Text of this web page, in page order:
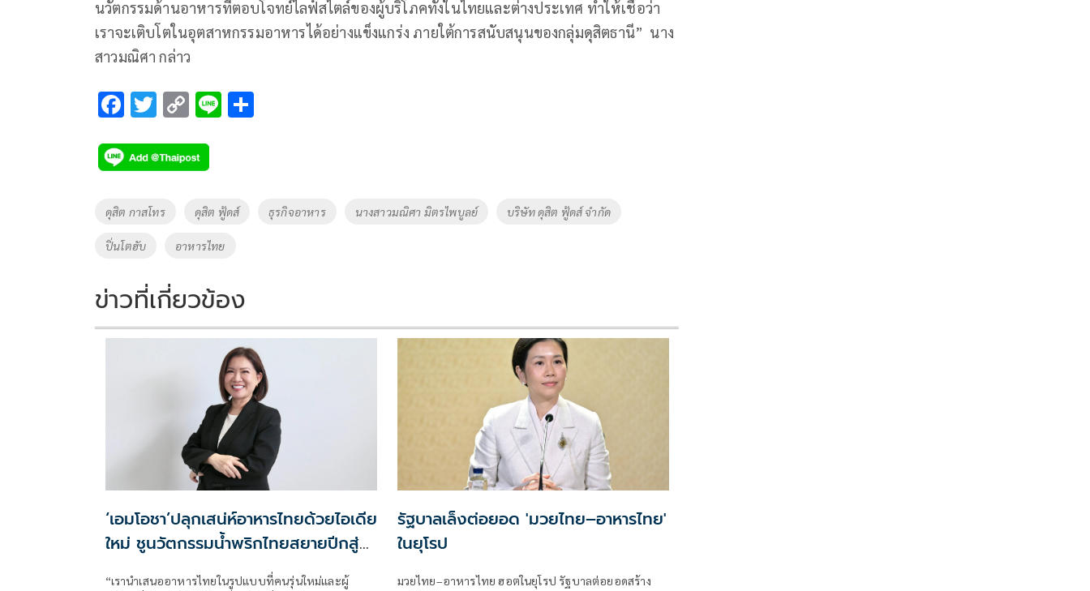
นวัตกรรมด้านอาหารที่ตอบโจทย์ไลฟ์สไตล์ของผู้บริโภคทั้งในไทยและต่างประเทศ ทำให้เชื่อว่า
เราจะเติบโตในอุตสาหกรรมอาหารได้อย่างแข็งแกร่ง ภายใต้การสนับสนุนของกลุ่มดุสิตธานี” นาง
สาวมณิศา กล่าว
F
e
b
o
o
k
T
tt
er
C
p
y
Li
k
Li
Tags
ดุสิต กาสโทร ดุสิต ฟู้ดส์ ธุรกิจอาหาร นางสาวมณิศา มิตรไพบูลย์ บริษัท ดุสิต ฟู้ดส์ จำกัด
ปิ่นโตฮับ อาหารไทย
ข่าวที่เกี่ยวข้อง
‘เอมโอชา’ปลุกเสน่ห์อาหารไทยด้วยไอเดีย
ใหม่ ชูนวัตกรรมน้ำพริกไทยสยายปีกสู่
“เรานำเสนออาหารไทยในรูปแบบที่คนรุ่นใหม่และผู้
รัฐบาลเล็งต่อยอด 'มวยไทย–อาหารไทย'
ในยุโรป
มวยไทย–อาหารไทย ฮอตในยุโรป รัฐบาลต่อยอดสร้าง